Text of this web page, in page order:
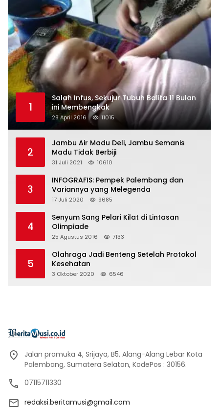
1
Salah Infus, Sekujur Tubuh Balita 11 Bulan
ini Membengkak
28 April 2016 11015
2
Jambu Air Madu Deli, Jambu Semanis
Madu Tidak Berbiji
31 Juli 2021 10610
3
INFOGRAFIS: Pempek Palembang dan
Variannya yang Melegenda
17 Juli 2020 9685
4
Senyum Sang Pelari Kilat di Lintasan
Olimpiade
25 Agustus 2016 7133
5
Olahraga Jadi Benteng Setelah Protokol
Kesehatan
3 Oktober 2020 6546
Jalan pramuka 4, Srijaya, B5, Alang-Alang Lebar Kota
Palembang, Sumatera Selatan, KodePos : 30156.
07115711330
redaksi.beritamusi@gmail.com